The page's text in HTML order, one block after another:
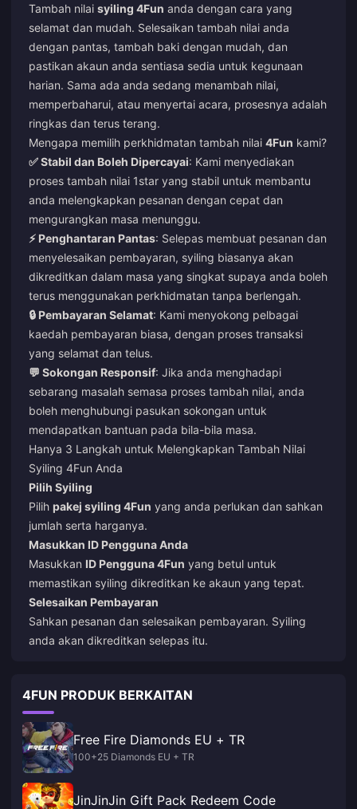
Tambah nilai syiling 4Fun anda dengan cara yang
selamat dan mudah. Selesaikan tambah nilai anda
dengan pantas, tambah baki dengan mudah, dan
pastikan akaun anda sentiasa sedia untuk kegunaan
harian. Sama ada anda sedang menambah nilai,
memperbaharui, atau menyertai acara, prosesnya adalah
ringkas dan terus terang.
Mengapa memilih perkhidmatan tambah nilai 4Fun kami?
✅ Stabil dan Boleh Dipercayai: Kami menyediakan
proses tambah nilai 1star yang stabil untuk membantu
anda melengkapkan pesanan dengan cepat dan
mengurangkan masa menunggu.
⚡ Penghantaran Pantas: Selepas membuat pesanan dan
menyelesaikan pembayaran, syiling biasanya akan
dikreditkan dalam masa yang singkat supaya anda boleh
terus menggunakan perkhidmatan tanpa berlengah.
🔒 Pembayaran Selamat: Kami menyokong pelbagai
kaedah pembayaran biasa, dengan proses transaksi
yang selamat dan telus.
💬 Sokongan Responsif: Jika anda menghadapi
sebarang masalah semasa proses tambah nilai, anda
boleh menghubungi pasukan sokongan untuk
mendapatkan bantuan pada bila-bila masa.
Hanya 3 Langkah untuk Melengkapkan Tambah Nilai
Syiling 4Fun Anda
Pilih Syiling
Pilih pakej syiling 4Fun yang anda perlukan dan sahkan
jumlah serta harganya.
Masukkan ID Pengguna Anda
Masukkan ID Pengguna 4Fun yang betul untuk
memastikan syiling dikreditkan ke akaun yang tepat.
Selesaikan Pembayaran
Sahkan pesanan dan selesaikan pembayaran. Syiling
anda akan dikreditkan selepas itu.
4FUN PRODUK BERKAITAN
Free Fire Diamonds EU + TR
100+25 Diamonds EU + TR
JinJinJin Gift Pack Redeem Code